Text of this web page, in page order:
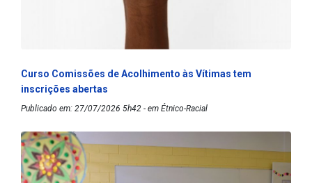
Curso Comissões de Acolhimento às Vítimas tem
inscrições abertas
Publicado em: 27/07/2026 5h42 - em Étnico-Racial